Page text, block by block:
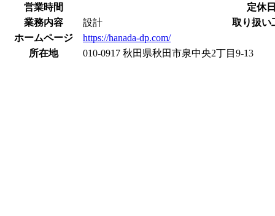
営業時間
定休
業務内容
設計
取り扱い
ホームページ
https://hanada-dp.com/
所在地
010-0917 秋田県秋田市泉中央2丁目9-13